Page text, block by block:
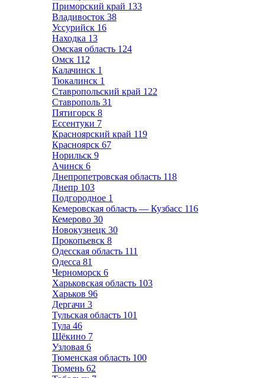
Приморский край 133
Владивосток 38
Уссурийск 16
Находка 13
Омская область 124
Омск 112
Калачинск 1
Тюкалинск 1
Ставропольский край 122
Ставрополь 31
Пятигорск 8
Ессентуки 7
Красноярский край 119
Красноярск 67
Норильск 9
Ачинск 6
Днепропетровская область 118
Днепр 103
Подгородное 1
Кемеровская область — Кузбасс 116
Кемерово 30
Новокузнецк 30
Прокопьевск 8
Одесская область 111
Одесса 81
Черноморск 6
Харьковская область 103
Харьков 96
Дергачи 3
Тульская область 101
Тула 46
Щёкино 7
Узловая 6
Тюменская область 100
Тюмень 62